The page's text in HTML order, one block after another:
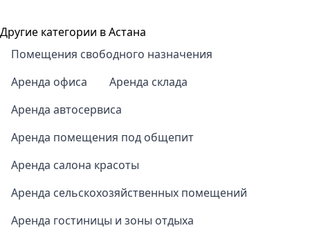
Другие категории в Астана
Помещения свободного назначения
Аренда офиса
Аренда склада
Аренда автосервиса
Аренда помещения под общепит
Аренда салона красоты
Аренда сельскохозяйственных помещений
Аренда гостиницы и зоны отдыха